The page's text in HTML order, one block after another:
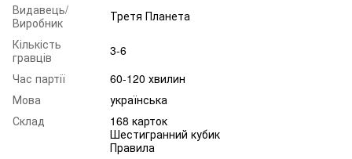
Видавець/
Виробник
Третя Планета
Кількість
гравців
3-6
Час партії
60-120 хвилин
Мова
українська
Склад
168 карток
Шестигранний кубик
Правила